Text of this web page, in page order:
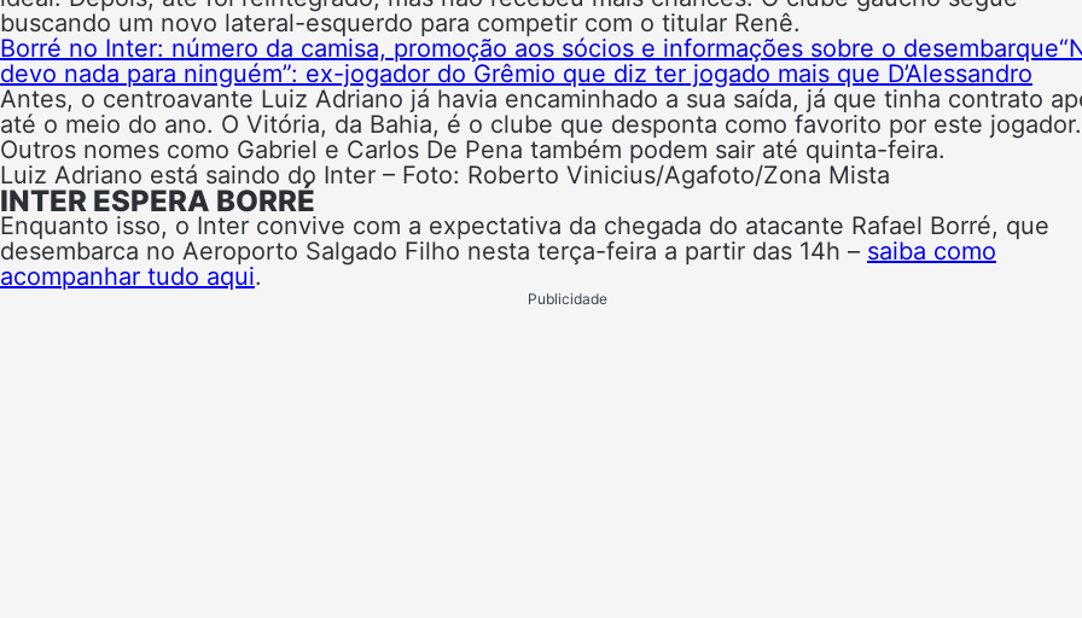
buscando um novo lateral-esquerdo para competir com o titular Renê.
Borré no Inter: número da camisa, promoção aos sócios e informações sobre o desembarque
devo nada para ninguém”: ex-jogador do Grêmio que diz ter jogado mais que D’Alessandro
Antes, o centroavante Luiz Adriano já havia encaminhado a sua saída, já que tinha contrato
até o meio do ano. O Vitória, da Bahia, é o clube que desponta como favorito por este jogador.
Outros nomes como Gabriel e Carlos De Pena também podem sair até quinta-feira.
Luiz Adriano está saindo do Inter – Foto: Roberto Vinicius/Agafoto/Zona Mista
INTER ESPERA BORRÉ
Enquanto isso, o Inter convive com a expectativa da chegada do atacante Rafael Borré, que
desembarca no Aeroporto Salgado Filho nesta terça-feira a partir das 14h – saiba como
acompanhar tudo aqui.
Publicidade